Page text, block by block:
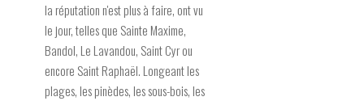
la réputation n'est plus à faire, ont vu
le jour, telles que Sainte Maxime,
Bandol, Le Lavandou, Saint Cyr ou
encore Saint Raphaël. Longeant les
plages, les pinèdes, les sous-bois, les